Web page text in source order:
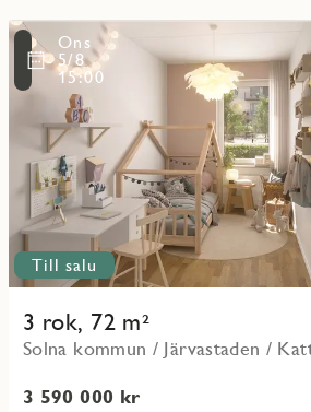
Till salu
3 rok, 72 m²
Solna kommun / Järvastaden /
3 590 000 kr
Ons
5/8
15:00
Läs
mer
objekt